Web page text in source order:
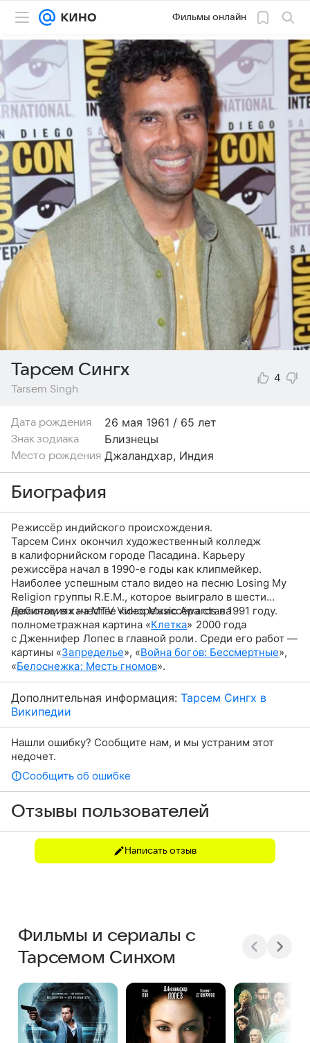
Фильмы онлайн
Тарсем Сингх
Tarsem Singh
4
Дата рождения 26 мая 1961 / 65 лет
Знак зодиака Близнецы
Место рождения Джаландхар, Индия
Биография
Режиссёр индийского происхождения.
Тарсем Синх окончил художественный колледж
в калифорнийском городе Пасадина. Карьеру
режиссёра начал в 1990-е годы как клипмейкер.
Наиболее успешным стало видео на песню Losing My
Religion группы R.E.M., которое выиграло в шести
номинациях на MTV Video Music Awards в 1991 году.
Дебютом в качестве кинорежиссёра стала
полнометражная картина «Клетка» 2000 года
с Дженнифер Лопес в главной роли. Среди его работ —
картины «Запределье», «Война богов: Бессмертные»,
«Белоснежка: Месть гномов».
Дополнительная информация: Тарсем Сингх в
Википедии
Нашли ошибку? Сообщите нам, и мы устраним этот
недочет.
Сообщить об ошибке
Отзывы пользователей
Написать отзыв
Фильмы и сериалы с
Тарсемом Синхом